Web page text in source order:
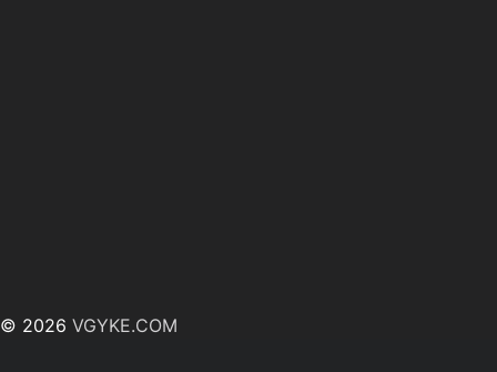
© 2026 VGYKE.COM